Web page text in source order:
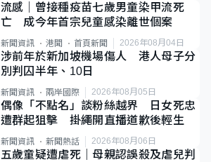
流感｜曾接種疫苗七歲男童染甲流死
亡 成今年首宗兒童感染離世個案
新聞資訊 港聞 首頁新聞 2026年08月04日
涉前年於新加坡機場傷人 港人母子分
別判囚半年、10日
新聞資訊 兩岸國際 2026年08月05日
偶像「不點名」談粉絲越界 日女死忠
遭群起狙擊 掛繩開直播道歉後輕生
新聞資訊 新聞熱話 2026年08月06日
五歲童疑遭虐死｜母親認誤殺及虐兒判